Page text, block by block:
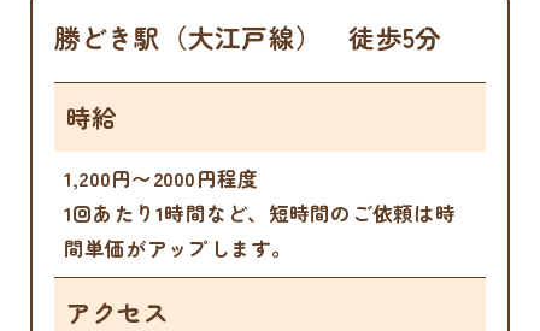
勝どき駅（大江戸線） 徒歩5分
時給
1,200円〜2000円程度
1回あたり1時間など、短時間のご依頼は時
間単価がアップします。
アクセス